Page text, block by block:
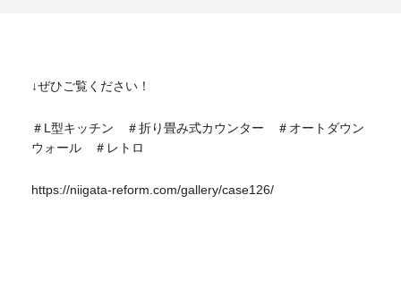
↓ぜひご覧ください！
＃L型キッチン ＃折り畳み式カウンター ＃オートダウン
ウォール ＃レトロ
https://niigata-reform.com/gallery/case126/